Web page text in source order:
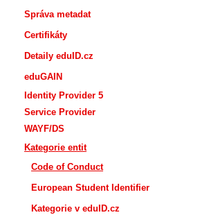
Správa metadat
Certifikáty
Detaily eduID.cz
eduGAIN
Identity Provider 5
Service Provider
WAYF/DS
Kategorie entit
Code of Conduct
European Student Identifier
Kategorie v eduID.cz